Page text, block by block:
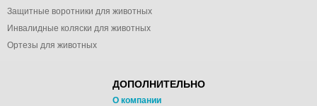
Защитные воротники для животных
Инвалидные коляски для животных
Ортезы для животных
ДОПОЛНИТЕЛЬНО
О компании